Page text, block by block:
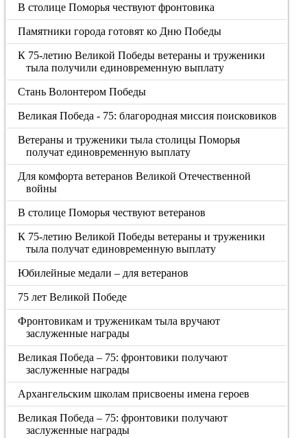
В столице Поморья чествуют фронтовика
Памятники города готовят ко Дню Победы
К 75-летию Великой Победы ветераны и труженики
тыла получили единовременную выплату
Стань Волонтером Победы
Великая Победа - 75: благородная миссия поисковиков
Ветераны и труженики тыла столицы Поморья
получат единовременную выплату
Для комфорта ветеранов Великой Отечественной
войны
В столице Поморья чествуют ветеранов
К 75-летию Великой Победы ветераны и труженики
тыла получат единовременную выплату
Юбилейные медали – для ветеранов
75 лет Великой Победе
Фронтовикам и труженикам тыла вручают
заслуженные награды
Великая Победа – 75: фронтовики получают
заслуженные награды
Архангельским школам присвоены имена героев
Великая Победа – 75: фронтовики получают
заслуженные награды